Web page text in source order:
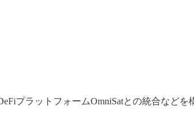
プラットフォームOmniSatとの統合など